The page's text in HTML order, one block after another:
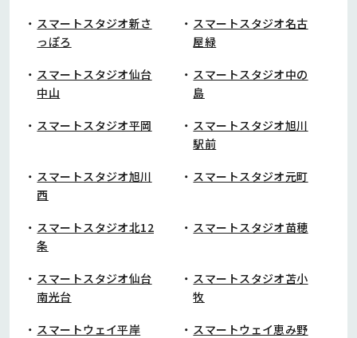
スマートスタジオ新さ
っぽろ
スマートスタジオ名古
屋緑
スマートスタジオ仙台
中山
スマートスタジオ中の
島
スマートスタジオ平岡
スマートスタジオ旭川
駅前
スマートスタジオ旭川
西
スマートスタジオ元町
スマートスタジオ北12
条
スマートスタジオ苗穂
スマートスタジオ仙台
南光台
スマートスタジオ苫小
牧
スマートウェイ平岸 スマートウェイ恵み野